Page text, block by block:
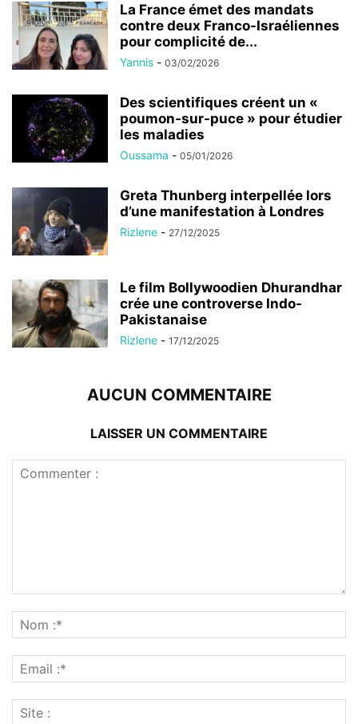
La France émet des mandats
contre deux Franco-Israéliennes
pour complicité de...
Yannis - 03/02/2026
Des scientifiques créent un «
poumon-sur-puce » pour étudier
les maladies
Oussama - 05/01/2026
Greta Thunberg interpellée lors
d’une manifestation à Londres
Rizlene - 27/12/2025
Le film Bollywoodien Dhurandhar
crée une controverse Indo-
Pakistanaise
Rizlene - 17/12/2025
AUCUN COMMENTAIRE
LAISSER UN COMMENTAIRE